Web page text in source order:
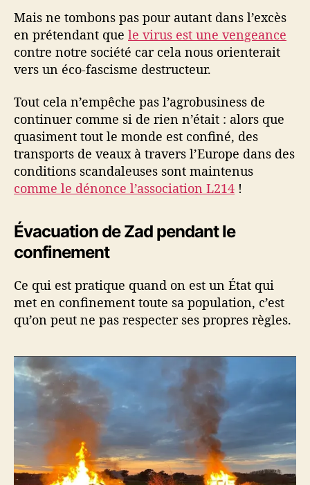
Mais ne tombons pas pour autant dans l’excès
en prétendant que le virus est une vengeance
contre notre société car cela nous orienterait
vers un éco-fascisme destructeur.
Tout cela n’empêche pas l’agrobusiness de
continuer comme si de rien n’était : alors que
quasiment tout le monde est confiné, des
transports de veaux à travers l’Europe dans des
conditions scandaleuses sont maintenus
comme le dénonce l’association L214 !
Évacuation de Zad pendant le
confinement
Ce qui est pratique quand on est un État qui
met en confinement toute sa population, c’est
qu’on peut ne pas respecter ses propres règles.